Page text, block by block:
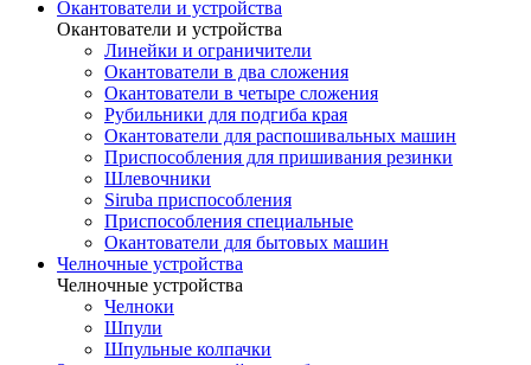
Окантователи и устройства
Окантователи и устройства
Линейки и ограничители
Окантователи в два сложения
Окантователи в четыре сложения
Рубильники для подгиба края
Окантователи для распошивальных машин
Приспособления для пришивания резинки
Шлевочники
Siruba приспособления
Приспособления специальные
Окантователи для бытовых машин
Челночные устройства
Челночные устройства
Челноки
Шпули
Шпульные колпачки